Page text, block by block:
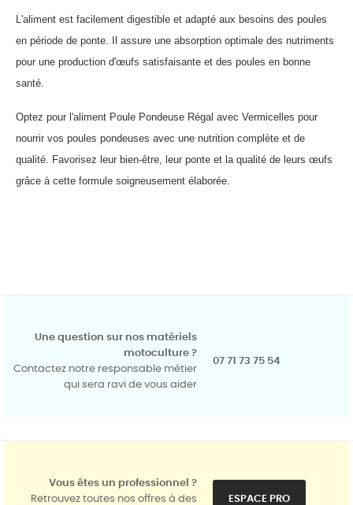
L'aliment est facilement digestible et adapté aux besoins des poules
en période de ponte. Il assure une absorption optimale des nutriments
pour une production d'œufs satisfaisante et des poules en bonne
santé.
Optez pour l'aliment Poule Pondeuse Régal avec Vermicelles pour
nourrir vos poules pondeuses avec une nutrition complète et de
qualité. Favorisez leur bien-être, leur ponte et la qualité de leurs œufs
grâce à cette formule soigneusement élaborée.
Une question sur nos matériels
motoculture ?
Contactez notre responsable métier
qui sera ravi de vous aider
07 71 73 75 54
Vous êtes un professionnel ?
Retrouvez toutes nos offres à des
ESPACE PRO